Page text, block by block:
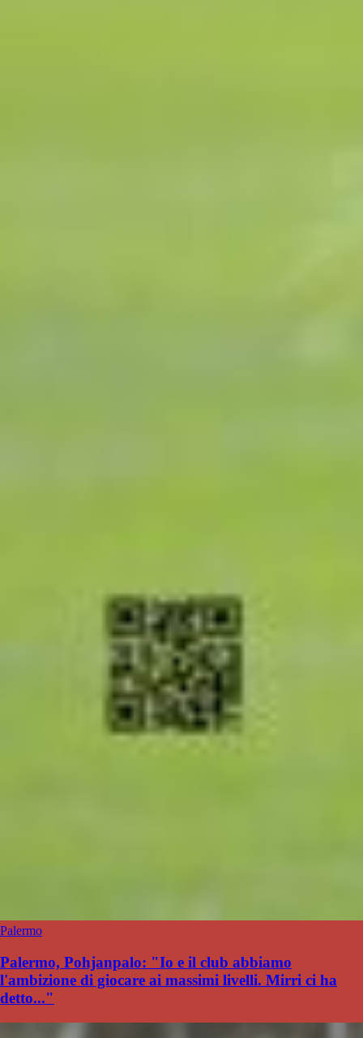
Palermo
Palermo, Pohjanpalo: "Io e il club abbiamo
l'ambizione di giocare ai massimi livelli. Mirri ci ha
detto..."